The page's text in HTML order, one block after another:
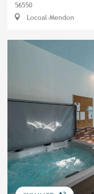
56550
Locoal-Mendon